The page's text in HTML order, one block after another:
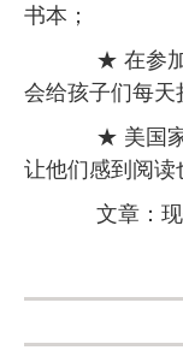
书本；
★ 在参加
会给孩子们每天
★ 美国家
让他们感到阅读
文章：现